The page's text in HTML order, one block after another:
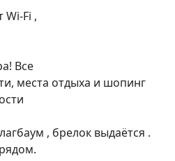
Fi ,
Все
места отдыха и шопинг
, брелок выдаётся .